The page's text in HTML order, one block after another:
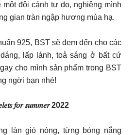
một đôi cánh tự do, nghiêng mình
gian tràn ngập hương mùa hạ.
925, BST sẽ đem đến cho các
lấp lánh, toả sáng ở bất cứ
cho mình sản phẩm trong BST
ngời bạn nhé!
𝑓𝑜𝑟 𝑠𝑢𝑚𝑚𝑒𝑟 2022
làn gió nóng, từng bóng nắng